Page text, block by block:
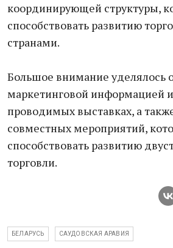
координирующей структуры,
способствовать развитию
странами.
Большое внимание уделялось
маркетинговой информацией
проводимых выставках, а
совместных мероприятий,
способствовать развитию
торговли.
БЕЛАРУСЬ САУДОВСКАЯ АРАВИЯ